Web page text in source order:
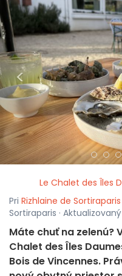
<
Le Chalet des Îles
Pri Rizhlaine de Sortiraparis
Sortiraparis ·
Máte chuť na zelenú?
Chalet des Îles
Bois de Vincennes.